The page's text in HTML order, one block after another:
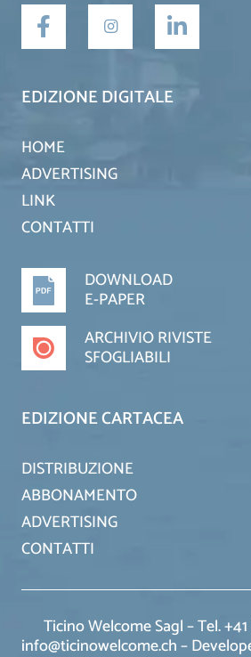
EDIZIONE DIGITALE
HOME
ADVERTISING
LINK
CONTATTI
DOWNLOAD
E-PAPER
ARCHIVIO RIVISTE
SFOGLIABILI
EDIZIONE CARTACEA
DISTRIBUZIONE
ABBONAMENTO
ADVERTISING
CONTATTI
Ticino Welcome Sagl – Tel. +41
info@ticinowelcome.ch –